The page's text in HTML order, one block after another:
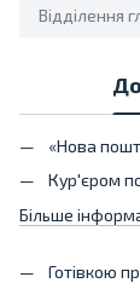
Відділення
«Нова
Кур'єром
Більше
Готівкою